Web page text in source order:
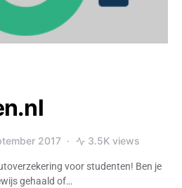
2017 3.5K views
voor studenten! Ben je
gehaald of…